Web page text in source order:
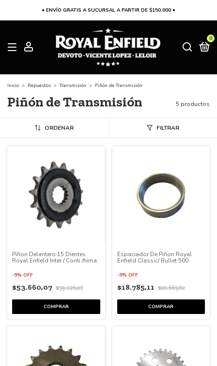
• ENVÍO GRATIS A SUCURSAL A PARTIR DE $150.000 •
0
Inicio > Repuestos > Transmisión > Piñón de Transmisión
Piñón de Transmisión 5 productos
ORDENAR FILTRAR
Piñon Delantero 15 Dientes
Royal Enfield Inter / Conti /hima
-9% OFF
$53.660,07 $59.026,07
Espaciador De Piñon Royal
Enfield Classic/ Bullet 500
-9% OFF
$18.785,11 $20.663,62